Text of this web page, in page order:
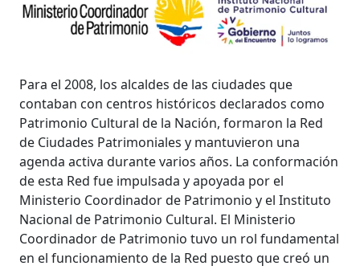
Para el 2008, los alcaldes de las ciudades que
contaban con centros históricos declarados como
Patrimonio Cultural de la Nación, formaron la Red
de Ciudades Patrimoniales y mantuvieron una
agenda activa durante varios años. La conformación
de esta Red fue impulsada y apoyada por el
Ministerio Coordinador de Patrimonio y el Instituto
Nacional de Patrimonio Cultural. El Ministerio
Coordinador de Patrimonio tuvo un rol fundamental
en el funcionamiento de la Red puesto que creó un